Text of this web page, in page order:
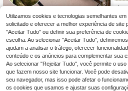
5
Manta de sofá em chenille (1 peça),
estilo boêmio com estampa de folha
s, macia e aconchegante, ideal par
a quem tem animais de estimação, l
avável à máquina, 100% poliéster, c
om capa protetora para sofá, adequ
ada para quarto, sala de estar, deco
ração de casa, capa para sofá, dec
oração de sala de estar, decoração
de quarto
22,68€
1
o
s
ais
na,
Utilizamos cookies e tecnologias semelhantes
solicitado e oferecer a melhor experiência de site
"Aceitar Tudo" ou definir sua preferência de
escolha. Ao selecionar "Aceitar Tudo",
ajudam a analisar o tráfego, oferecer
conteúdo e os anúncios para complementar sua
Ao selecionar "Rejeitar Tudo", você permite o
que fazem nosso site funcionar. Você pode
seu navegador, mas isso pode afetar o
os cookies que usamos e ajustar suas